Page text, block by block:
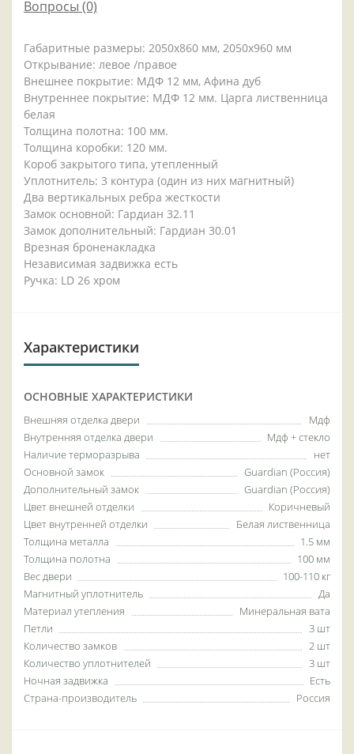
Вопросы (0)
Габаритные размеры: 2050x860 мм, 2050x960 мм
Открывание: левое /правое
Внешнее покрытие: МДФ 12 мм, Афина дуб
Внутреннее покрытие: МДФ 12 мм. Царга лиственница
белая
Толщина полотна: 100 мм.
Толщина коробки: 120 мм.
Короб закрытого типа, утепленный
Уплотнитель: 3 контура (один из них магнитный)
Два вертикальных ребра жесткости
Замок основной: Гардиан 32.11
Замок дополнительный: Гардиан 30.01
Врезная броненакладка
Независимая задвижка есть
Ручка: LD 26 хром
Характеристики
ОСНОВНЫЕ ХАРАКТЕРИСТИКИ
Внешняя отделка двери
Мдф
Внутренняя отделка двери
Мдф + стекло
Наличие терморазрыва
нет
Основной замок
Guardian (Россия)
Дополнительный замок
Guardian (Россия)
Цвет внешней отделки
Коричневый
Цвет внутренней отделки
Белая лиственница
Толщина металла
1.5 мм
Толщина полотна
100 мм
Вес двери
100-110 кг
Магнитный уплотнитель
Да
Материал утепления
Минеральная вата
Петли
3 шт
Количество замков
2 шт
Количество уплотнителей
3 шт
Ночная задвижка
Есть
Страна-производитель
Россия